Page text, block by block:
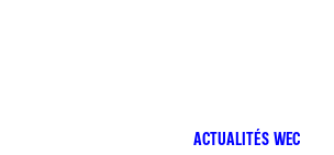
ACTUALITÉS WEC